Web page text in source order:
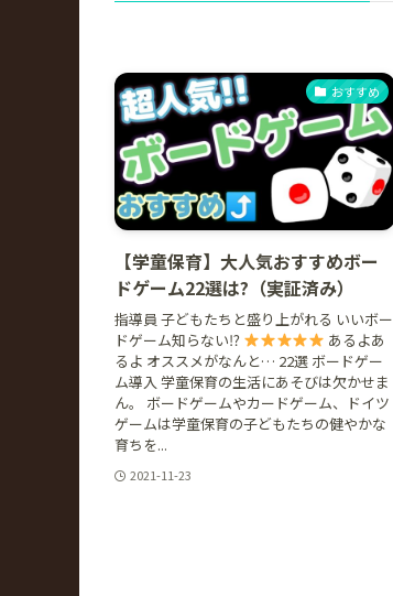
おすすめ
【学童保育】大人気おすすめボー
ドゲーム22選は?（実証済み）
指導員 子どもたちと盛り上がれる いいボー
ドゲーム知らない⁉
あるよあ
るよ オススメがなんと… 22選 ボードゲー
ム導入 学童保育の生活にあそびは欠かせま
ん。 ボードゲームやカードゲーム、ドイツ
ゲームは学童保育の子どもたちの健やかな
育ちを...
2021-11-23